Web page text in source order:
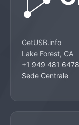
GetUSB.info
Lake Forest, CA
+1 949 481 6478
Sede Centrale